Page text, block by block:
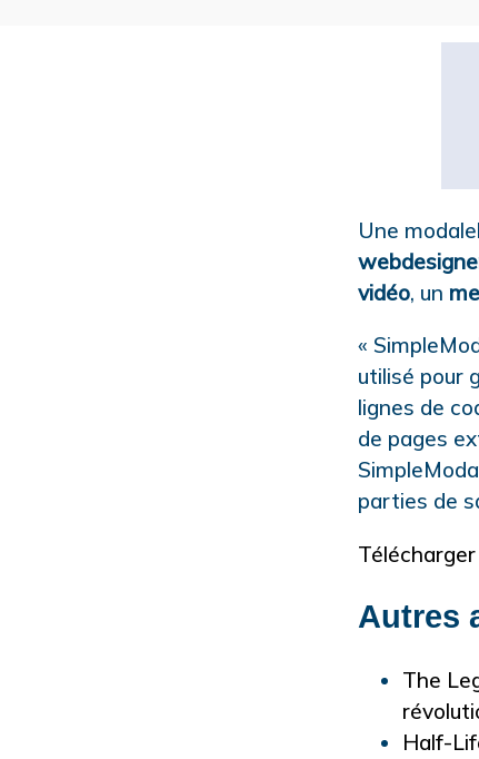
Une
vidéo, un
«
utilisé pour
lignes de
de pages
parties de
Autres
The
Half-